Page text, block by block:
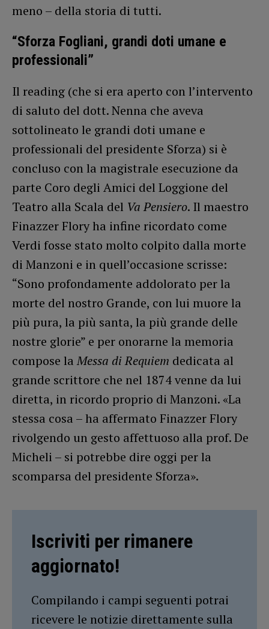
meno – della storia di tutti.
“Sforza Fogliani, grandi doti umane e
professionali”
Il reading (che si era aperto con l’intervento
di saluto del dott. Nenna che aveva
sottolineato le grandi doti umane e
professionali del presidente Sforza) si è
concluso con la magistrale esecuzione da
parte Coro degli Amici del Loggione del
Teatro alla Scala del Va Pensiero. Il maestro
Finazzer Flory ha infine ricordato come
Verdi fosse stato molto colpito dalla morte
di Manzoni e in quell’occasione scrisse:
“Sono profondamente addolorato per la
morte del nostro Grande, con lui muore la
più pura, la più santa, la più grande delle
nostre glorie” e per onorarne la memoria
compose laMessa di Requiem dedicata al
grande scrittore che nel 1874 venne da lui
diretta, in ricordo proprio di Manzoni. «La
stessa cosa – ha affermato Finazzer Flory
rivolgendo un gesto affettuoso alla prof. De
Micheli – si potrebbe dire oggi per la
scomparsa del presidente Sforza».
Iscriviti per rimanere
aggiornato!
Compilando i campi seguenti potrai
ricevere le notizie direttamente sulla